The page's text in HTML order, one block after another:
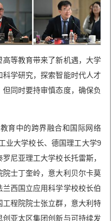
等教育带来了新机遇，大学
学研究，探索智能时代人才
同时要持审慎态度，确保负
育中的跨界融合和国际网络
业大学校长、德国理工大学9
尼亚理工大学校长托雷斯，
院士丁奎岭，意大利贝尔卡莫
西国立应用科学学校校长伯
程院院士张立群，意大利特
亚太区集团创新与可持续发